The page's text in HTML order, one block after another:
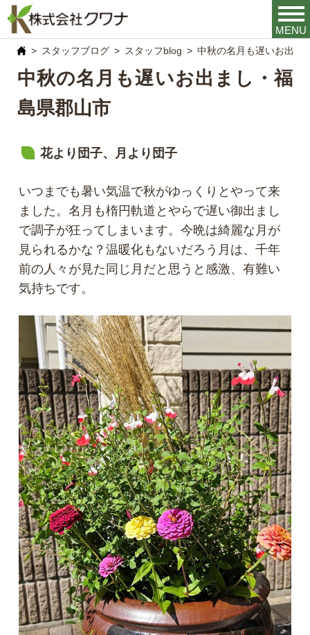
MENU
スタッフブログ スタッフblog 中秋の名月も遅いお出ま
中秋の名月も遅いお出まし・福
島県郡山市
花より団子、月より団子
いつまでも暑い気温で秋がゆっくりとやって来
ました。名月も楕円軌道とやらで遅い御出まし
で調子が狂ってしまいます。今晩は綺麗な月が
見られるかな？温暖化もないだろう月は、千年
前の人々が見た同じ月だと思うと感激、有難い
気持ちです。